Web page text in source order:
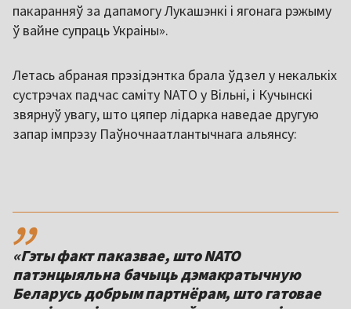
пакаранняў за дапамогу Лукашэнкі і ягонага рэжыму
ў вайне супраць Украіны».
Летась абраная прэзідэнтка брала ўдзел у некалькіх
сустрэчах падчас саміту NATO у Вільні, і Кучынскі
звярнуў увагу, што цяпер лідарка наведае другую
запар імпрэзу Паўночнаатлантычнага альянсу:
,,
«Гэты факт паказвае, што NATO
патэнцыяльна бачыць дэмакратычную
Беларусь добрым партнёрам, што гатовае